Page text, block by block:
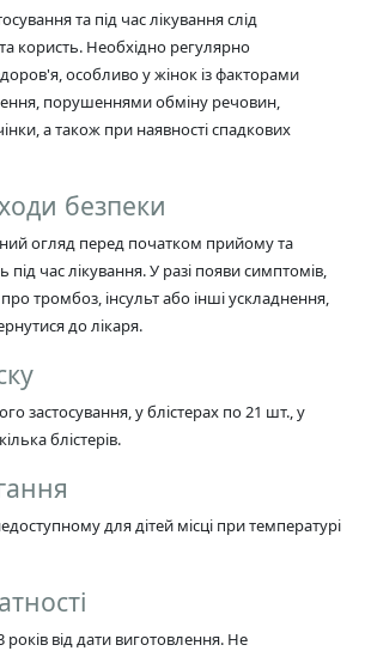
та під час лікування слід
користь. Необхідно регулярно
особливо у жінок із факторами
порушеннями обміну речовин,
а також при наявності спадкових
безпеки
огляд перед початком прийому та
час лікування. У разі появи симптомів,
тромбоз, інсульт або інші ускладнення,
до лікаря.
застосування, у блістерах по 21 шт., у
блістерів.
для дітей місці при температурі
років від дати виготовлення. Не